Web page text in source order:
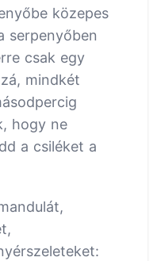
közepes
serpenyőben
csak egy
mindkét
hogy ne
a csiléket a